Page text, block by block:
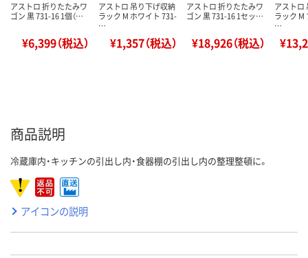
アストロ 折りたたみワ
ゴン 黒 731-16 1個（…
¥6,399（税込）
アストロ 吊り下げ収納
ラック M ホワイト 731-
…
¥1,357（税込）
アストロ 折りたたみワ
ゴン 黒 731-16 1セッ…
¥18,926（税込）
アストロ
ラック M
…
商品説明
冷蔵庫内・キッチンの引出し内・食器棚の引出し内の整理整頓に。
アイコンの説明